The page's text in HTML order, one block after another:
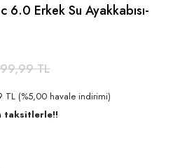
6.0 Erkek Su Ayakkabısı-
TL
TL (%5,00 havale indirimi)
taksitlerle!!